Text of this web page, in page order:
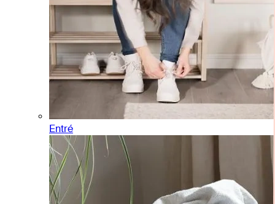
Entré